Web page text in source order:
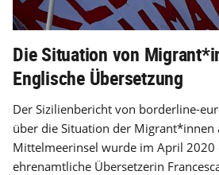
Die Situation von
Englische Übersetzung
Der Sizilienbericht von borderline-
über die Situation der Migrant*innen
Mittelmeerinsel wurde im April 2020
ehrenamtliche Übersetzerin